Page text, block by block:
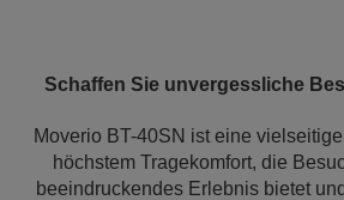
Schaffen Sie unvergessliche
Moverio BT-40SN ist eine
höchstem Tragekomfort, die
beeindruckendes Erlebnis bietet